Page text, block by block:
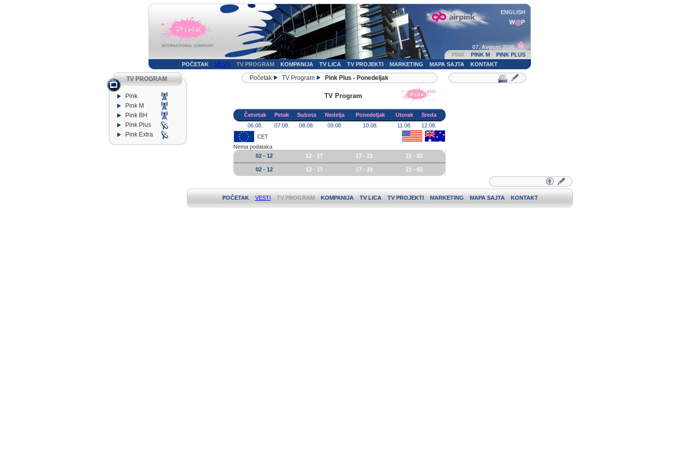
ENGLISH
07. Avgust 2026.
PINK
PINK M
PINK PLUS
POČETAK
VESTI TV PROGRAM KOMPANIJA TV LICA TV PROJEKTI MARKETING MAPA SAJTA KONTAKT
TV PROGRAM
Pink
Pink M
Pink BH
Pink Plus
Pink Extra
Početak TV Program Pink Plus - Ponedeljak
TV Program
Četvrtak Petak Subota Nedelja Ponedeljak Utorak
Sreda
06.08.
07.08. 08.08. 09.08. 10.08. 11.08.
12.08.
CET
Nema podataka
02 - 12
12 - 17 17 - 21 21 - 02
02 - 12 12 - 17 17 - 21 21 - 02
POČETAK VESTI TV PROGRAM KOMPANIJA TV LICA TV PROJEKTI MARKETING MAPA SAJTA KONTAKT